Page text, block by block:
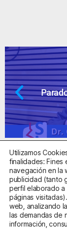
Centro
Aviso Legal
Utilizamos
finalidades: Fines
navegación en la
publicidad (tanto
perfil elaborado
páginas
web, analizando
las demandas de
información,